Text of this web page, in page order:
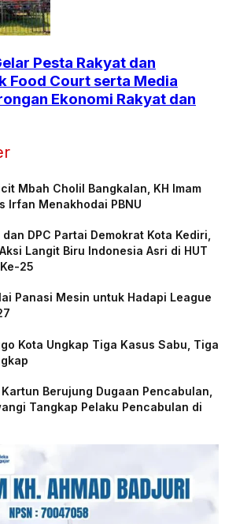
Pesta Rakyat dan
Food Court serta Media
Ekonomi Rakyat dan
Mbah Cholil Bangkalan, KH Imam
Irfan Menakhodai PBNU
DPC Partai Demokrat Kota Kediri,
Langit Biru Indonesia Asri di HUT
25
Panasi Mesin untuk Hadapi League
Kota Ungkap Tiga Kasus Sabu, Tiga
Berujung Dugaan Pencabulan,
Tangkap Pelaku Pencabulan di